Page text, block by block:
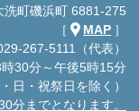
洗町磯浜町 6881-275
［
MAP ］
267-5111（代表）
30分～午後5時15分
・日・祝祭日を除く）
分までとなります。